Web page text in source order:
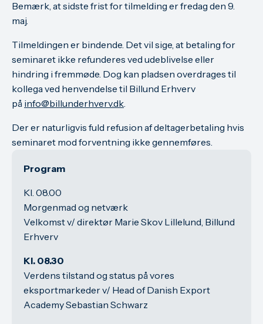
Bemærk, at sidste frist for tilmelding er fredag den 9.
maj.
Tilmeldingen er bindende. Det vil sige, at betaling for
seminaret ikke refunderes ved udeblivelse eller
hindring i fremmøde. Dog kan pladsen overdrages til
kollega ved henvendelse til Billund Erhverv
på info@billunderhverv.dk.
Der er naturligvis fuld refusion af deltagerbetaling hvis
seminaret mod forventning ikke gennemføres.
Program
Kl. 08.00
Morgenmad og netværk
Velkomst v/ direktør Marie Skov Lillelund, Billund
Erhverv
Kl. 08.30
Verdens tilstand og status på vores
eksportmarkeder v/ Head of Danish Export
Academy Sebastian Schwarz